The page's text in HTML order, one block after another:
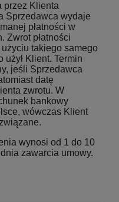
przez Klienta
Sprzedawca wydaje
płatności w
Zwrot płatności
takiego samego
użył Klient. Termin
jeśli Sprzedawca
datę
zwrotu. W
bankowy
wówczas Klient
wynosi od 1 do 10
zawarcia umowy.